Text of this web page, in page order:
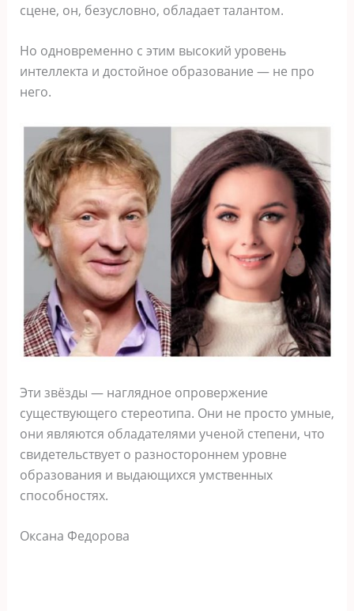
сцене, он, безусловно, обладает талантом.
Но одновременно с этим высокий уровень
интеллекта и достойное образование — не про
него.
Эти звёзды — наглядное опровержение
существующего стереотипа. Они не просто умные,
они являются обладателями ученой степени, что
свидетельствует о разностороннем уровне
образования и выдающихся умственных
способностях.
Оксана Федорова